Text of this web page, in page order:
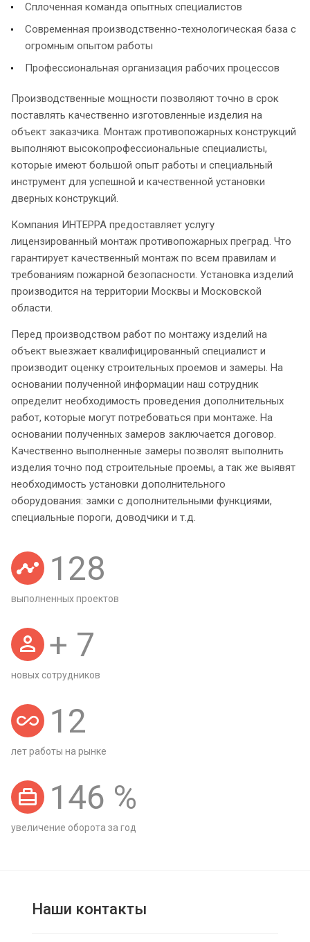
Сплоченная команда опытных специалистов
Современная производственно-технологическая база с
огромным опытом работы
Профессиональная организация рабочих процессов
Производственные мощности позволяют точно в срок
поставлять качественно изготовленные изделия на
объект заказчика. Монтаж противопожарных конструкций
выполняют высокопрофессиональные специалисты,
которые имеют большой опыт работы и специальный
инструмент для успешной и качественной установки
дверных конструкций.
Компания ИНТЕРРА предоставляет услугу
лицензированный монтаж противопожарных преград. Что
гарантирует качественный монтаж по всем правилам и
требованиям пожарной безопасности. Установка изделий
производится на территории Москвы и Московской
области.
Перед производством работ по монтажу изделий на
объект выезжает квалифицированный специалист и
производит оценку строительных проемов и замеры. На
основании полученной информации наш сотрудник
определит необходимость проведения дополнительных
работ, которые могут потребоваться при монтаже. На
основании полученных замеров заключается договор.
Качественно выполненные замеры позволят выполнить
изделия точно под строительные проемы, а так же выявят
необходимость установки дополнительного
оборудования: замки с дополнительными функциями,
специальные пороги, доводчики и т.д.
128
выполненных проектов
+ 7
новых сотрудников
12
лет работы на рынке
146 %
увеличение оборота за год
Наши контакты